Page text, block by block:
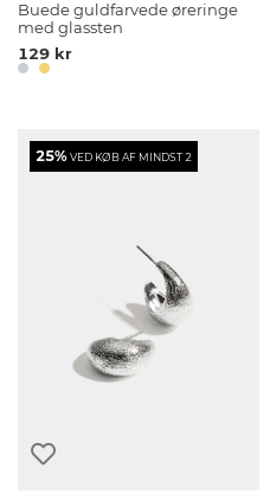
Buede guldfarvede øreringe
med glassten
129 kr
25%VED KØB AF MINDST 2